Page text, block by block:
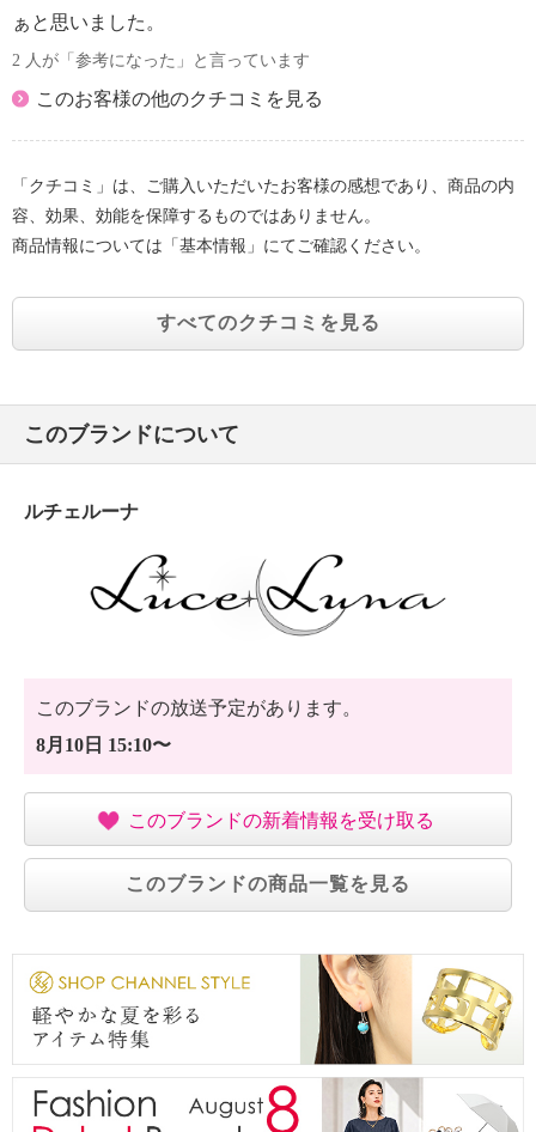
ぁと思いました。
2 人が「参考になった」と言っています
このお客様の他のクチコミを見る
「クチコミ」は、ご購入いただいたお客様の感想であり、商品の内
容、効果、効能を保障するものではありません。
商品情報については「基本情報」にてご確認ください。
すべてのクチコミを見る
このブランドについて
ルチェルーナ
このブランドの放送予定があります。
8月10日 15:10〜
このブランドの新着情報を受け取る
このブランドの商品一覧を見る